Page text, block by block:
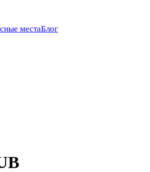
местаБлог